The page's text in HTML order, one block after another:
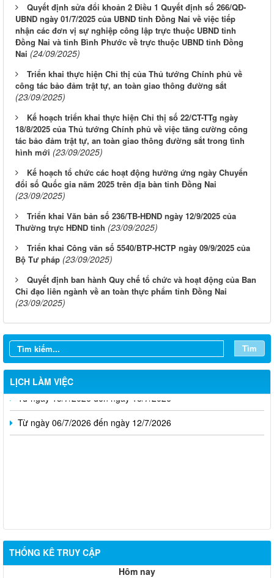
Quyết định sửa đổi khoản 2 Điều 1 Quyết định số 266/QĐ-
UBND ngày 01/7/2025 của UBND tỉnh Đồng Nai về việc tiếp
nhận các đơn vị sự nghiệp công lập trực thuộc UBND tỉnh
Đồng Nai và tỉnh Bình Phước về trực thuộc UBND tỉnh Đồng
Nai (24/09/2025)
Triển khai thực hiện Chỉ thị của Thủ tướng Chính phủ về
công tác bảo đảm trật tự, an toàn giao thông đường sắt
(23/09/2025)
Kế hoạch triển khai thực hiện Chỉ thị số 22/CT-TTg ngày
18/8/2025 của Thủ tướng Chính phủ về việc tăng cường công
tác bảo đảm trật tự, an toàn giao thông đường sắt trong tình
hình mới (23/09/2025)
Kế hoạch tổ chức các hoạt động hưởng ứng ngày Chuyển
đổi số Quốc gia năm 2025 trên địa bàn tỉnh Đồng Nai
(23/09/2025)
Triển khai Văn bản số 236/TB-HĐND ngày 12/9/2025 của
Thường trực HĐND tỉnh (23/09/2025)
Triển khai Công văn số 5540/BTP-HCTP ngày 09/9/2025 của
Bộ Tư pháp (23/09/2025)
Quyết định ban hành Quy chế tổ chức và hoạt động của Ban
Chỉ đạo liên ngành về an toàn thực phẩm tỉnh Đồng Nai
(23/09/2025)
Tìm
LỊCH LÀM VIỆC
Từ ngày 27/7/2026 đến ngày 02/8/2026
Từ ngày 20/7/2026 đến ngày 26/7/2026
Từ ngày 13/7/2026 đến ngày 18/7/2026
Từ ngày 06/7/2026 đến ngày 12/7/2026
THỐNG KÊ TRUY CẬP
Hôm nay
Thông báo về việc tuyển dụng viên chức năm 2026